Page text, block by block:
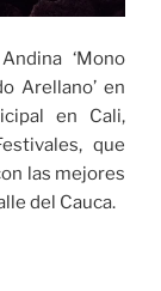
‘Mono
Arellano’ en
en Cali,
que
las mejores
del Cauca.